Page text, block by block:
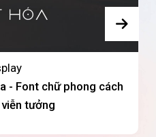
- Font chữ phong cách
tưởng